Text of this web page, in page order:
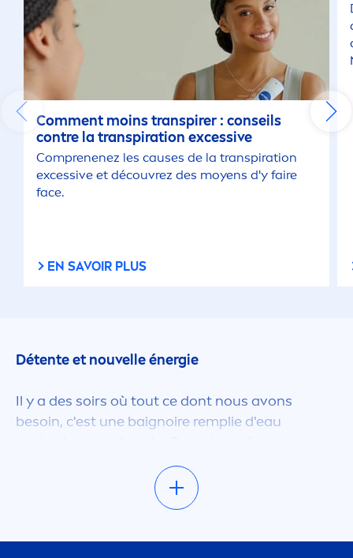
Comment moins transpirer : conseils
contre la transpiration excessive
Comprenenez les causes de la transpiration
excessive et découvrez des moyens d'y faire
face.
EN SAVOIR PLUS
Détente et nouvelle énergie
Il y a des soirs où tout ce dont nous avons
besoin, c'est une baignoire remplie d'eau
c'était l'agitation au bureau ou après deux
heures sur un terrain à encourager les petits et
grands héros du foot par des températures
nous réchauffe rapidement, réveille notre bonne